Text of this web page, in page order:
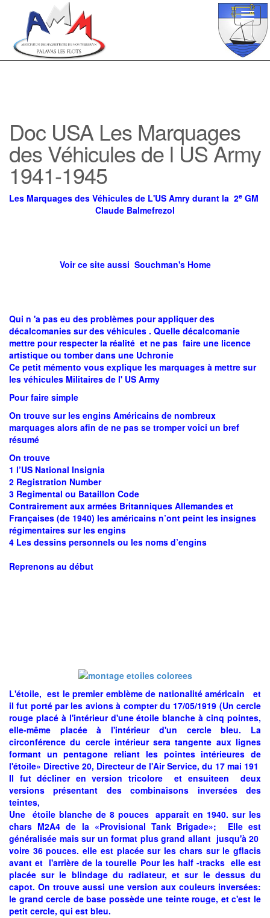
Doc USA Les Marquages
des Véhicules de l US Army
1941-1945
Les Marquages des Véhicules de L'US Amry durant la 2e GM
Claude Balmefrezol
Voir ce site aussi Souchman's Home
Qui n 'a pas eu des problèmes pour appliquer des
décalcomanies sur des véhicules . Quelle décalcomanie
mettre pour respecter la réalité et ne pas faire une licence
artistique ou tomber dans une Uchronie
Ce petit mémento vous explique les marquages à mettre sur
les véhicules Militaires de l' US Army
Pour faire simple
On trouve sur les engins Américains de nombreux
marquages alors afin de ne pas se tromper voici un bref
résumé
On trouve
1 l’US National Insignia
2 Registration Number
3 Regimental ou Bataillon Code
Contrairement aux armées Britanniques Allemandes et
Françaises (de 1940) les américains n’ont peint les insignes
régimentaires sur les engins
4 Les dessins personnels ou les noms d’engins
Reprenons au début
L'étoile, est le premier emblème de nationalité américain et
il fut porté par les avions à compter du 17/05/1919 (Un cercle
rouge placé à l'intérieur d'une étoile blanche à cinq pointes,
elle-même placée à l'intérieur d'un cercle bleu. La
circonférence du cercle intérieur sera tangente aux lignes
formant un pentagone reliant les pointes intérieures de
l'étoile» Directive 20, Directeur de l'Air Service, du 17 mai 191
Il fut décliner en version tricolore et ensuiteen deux
versions présentant des combinaisons inversées des
teintes,
Une étoile blanche de 8 pouces apparait en 1940. sur les
chars M2A4 de la «Provisional Tank Brigade»; Elle est
généralisée mais sur un format plus grand allant jusqu'à 20
voire 36 pouces. elle est placée sur les chars sur le gflacis
avant et l'arrière de la tourelle Pour les half -tracks elle est
placée sur le blindage du radiateur, et sur le dessus du
capot. On trouve aussi une version aux couleurs inversées:
le grand cercle de base possède une teinte rouge, et c'est le
petit cercle, qui est bleu.